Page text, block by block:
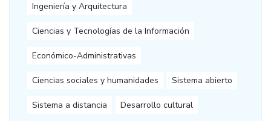
Ingeniería y Arquitectura
Ciencias y Tecnologías de la Información
Económico-Administrativas
Ciencias sociales y humanidades Sistema abierto
Sistema a distancia Desarrollo cultural